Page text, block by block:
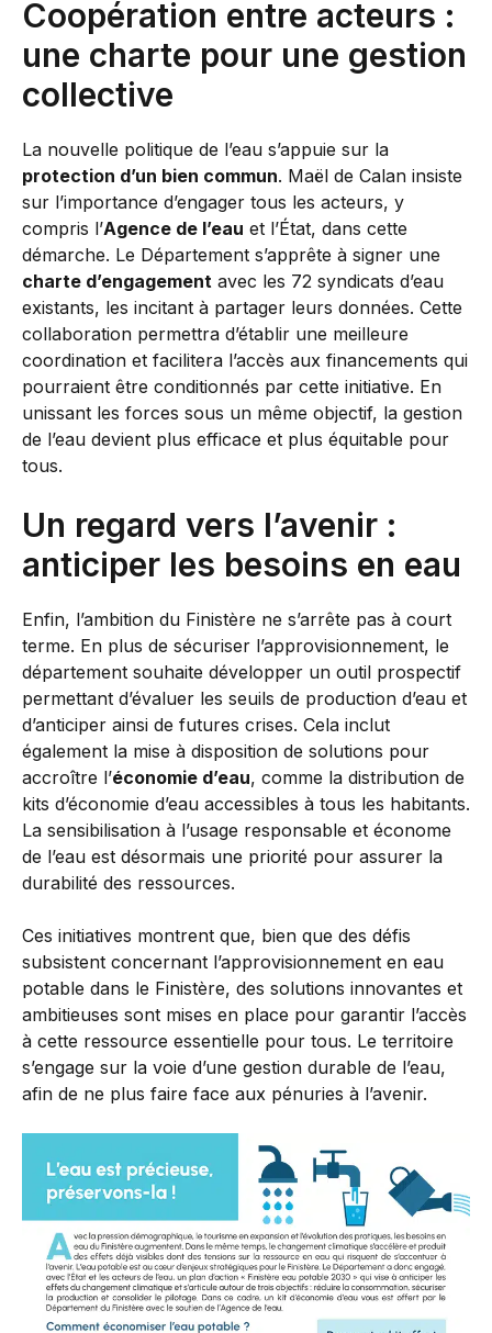
Coopération entre acteurs :
une charte pour une gestion
collective
La nouvelle politique de l’eau s’appuie sur la
protection d’un bien commun. Maël de Calan insiste
sur l’importance d’engager tous les acteurs, y
compris l’Agence de l’eau et l’État, dans cette
démarche. Le Département s’apprête à signer une
charte d’engagement avec les 72 syndicats d’eau
existants, les incitant à partager leurs données. Cette
collaboration permettra d’établir une meilleure
coordination et facilitera l’accès aux financements qui
pourraient être conditionnés par cette initiative. En
unissant les forces sous un même objectif, la gestion
de l’eau devient plus efficace et plus équitable pour
tous.
Un regard vers l’avenir :
anticiper les besoins en eau
Enfin, l’ambition du Finistère ne s’arrête pas à court
terme. En plus de sécuriser l’approvisionnement, le
département souhaite développer un outil prospectif
permettant d’évaluer les seuils de production d’eau et
d’anticiper ainsi de futures crises. Cela inclut
également la mise à disposition de solutions pour
accroître l’économie d’eau, comme la distribution de
kits d’économie d’eau accessibles à tous les habitants.
La sensibilisation à l’usage responsable et économe
de l’eau est désormais une priorité pour assurer la
durabilité des ressources.
Ces initiatives montrent que, bien que des défis
subsistent concernant l’approvisionnement en eau
potable dans le Finistère, des solutions innovantes et
ambitieuses sont mises en place pour garantir l’accès
à cette ressource essentielle pour tous. Le territoire
s’engage sur la voie d’une gestion durable de l’eau,
afin de ne plus faire face aux pénuries à l’avenir.